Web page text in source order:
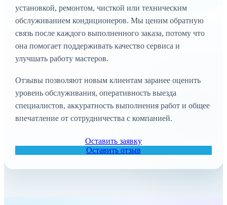
установкой, ремонтом, чисткой или техническим
обслуживанием кондиционеров. Мы ценим обратную
связь после каждого выполненного заказа, потому что
она помогает поддерживать качество сервиса и
улучшать работу мастеров.
Отзывы позволяют новым клиентам заранее оценить
уровень обслуживания, оперативность выезда
специалистов, аккуратность выполнения работ и общее
впечатление от сотрудничества с компанией.
Оставить заявку
Оставить отзыв